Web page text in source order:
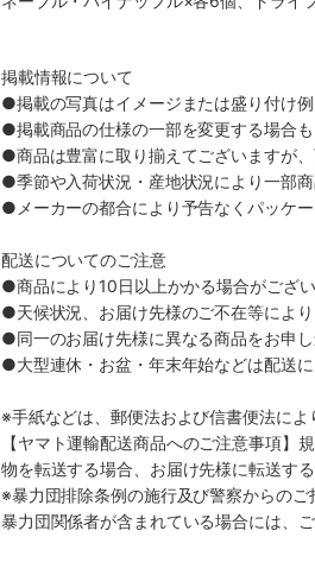
掲載情報について
●掲載の写真はイメージまたは盛り付け例
●掲載商品の仕様の一部を変更する場合も
●商品は豊富に取り揃えてございますが
●季節や入荷状況・産地状況により一部
●メーカーの都合により予告なくパッケー
配送についてのご注意
●商品により10日以上かかる場合がござい
●天候状況、お届け先様のご不在等によ
●同一のお届け先様に異なる商品をお申
●大型連休・お盆・年末年始などは配送
※手紙などは、郵便法および信書便法によ
【ヤマト運輸配送商品へのご注意事項
物を転送する場合、お届け先様に転送す
※暴力団排除条例の施行及び警察からの
暴力団関係者が含まれている場合には、